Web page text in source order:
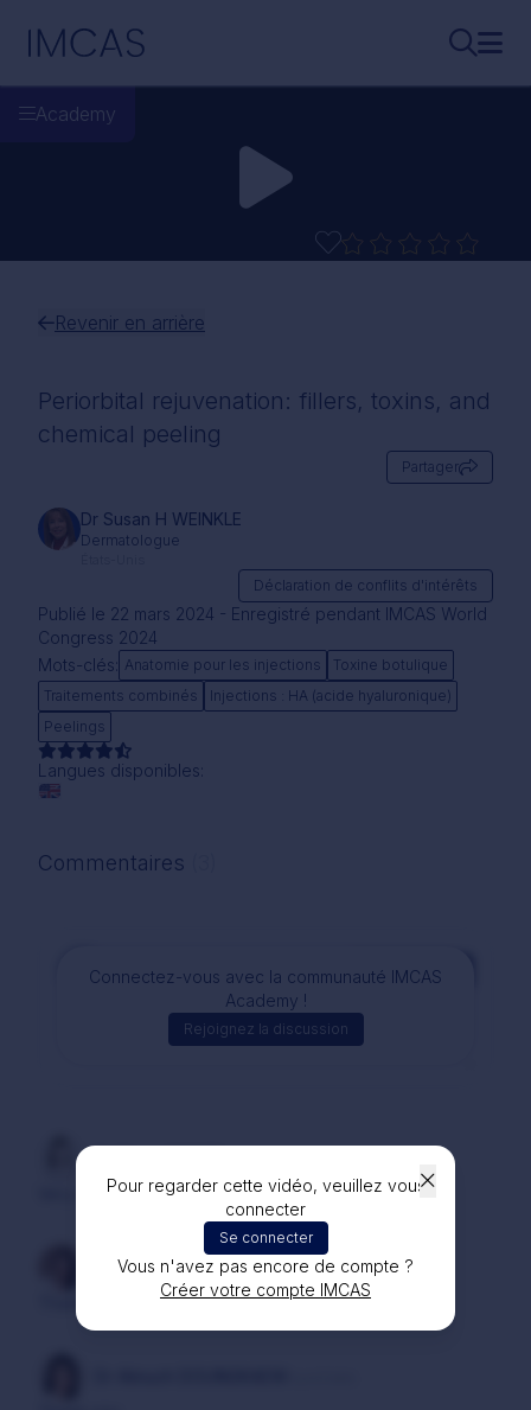
IMCAS
Academy
Pour regarder cette vidéo, veuillez vous
connecter
Se connecter
Vous n'avez pas encore de compte ?
Créer votre compte IMCAS
Revenir en arrière
Periorbital rejuvenation: fillers, toxins, and
chemical peeling
Partager
Dr Susan H WEINKLE
Dermatologue
Déclaration de conflits d'intérêts
Publié le 22 mars 2024 - Enregistré pendant IMCAS World
Congress 2024
Mots-clés: Anatomie pour les injections
Toxine botulique
Traitements combinés
Injections : HA (acide hyaluronique)
Peelings
Langues disponibles:
Commentaires
Connectez-vous avec la communauté IMCAS
Academy !
Rejoignez la discussion
Commentaire
Very well explained and useful. Thanks
Tuy Quoc NGUYENil y a 2 ans